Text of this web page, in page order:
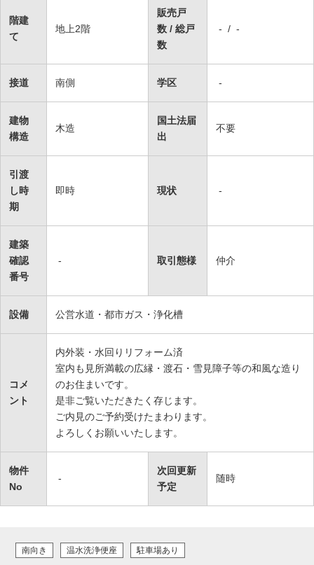
階建
て
地上2階
販売戸
数 / 総戸
数
- / -
接道 南側 学区 -
建物
構造
木造
国土法届
出
不要
引渡
し時
期
即時 現状 -
建築
確認
番号
- 取引態様 仲介
設備 公営水道・都市ガス・浄化槽
コメ
ント
内外装・水回りリフォーム済
室内も見所満載の広縁・渡石・雪見障子等の和風な造り
のお住まいです。
是非ご覧いただきたく存じます。
ご内見のご予約受けたまわります。
よろしくお願いいたします。
物件
No
-
次回更新
予定
随時
南向き 温水洗浄便座 駐車場あり